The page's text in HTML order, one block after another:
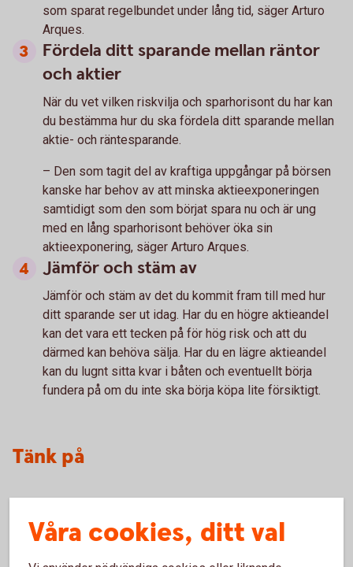
som sparat regelbundet under lång tid, säger Arturo
Arques.
Fördela ditt sparande mellan räntor
och aktier
När du vet vilken riskvilja och sparhorisont du har kan
du bestämma hur du ska fördela ditt sparande mellan
aktie- och räntesparande.
– Den som tagit del av kraftiga uppgångar på börsen
kanske har behov av att minska aktieexponeringen
samtidigt som den som börjat spara nu och är ung
med en lång sparhorisont behöver öka sin
aktieexponering, säger Arturo Arques.
Jämför och stäm av
Jämför och stäm av det du kommit fram till med hur
ditt sparande ser ut idag. Har du en högre aktieandel
kan det vara ett tecken på för hög risk och att du
därmed kan behöva sälja. Har du en lägre aktieandel
kan du lugnt sitta kvar i båten och eventuellt börja
fundera på om du inte ska börja köpa lite försiktigt.
Tänk på
avkastning. Pengar du investerar i finansiella instrument
Våra cookies, ditt val